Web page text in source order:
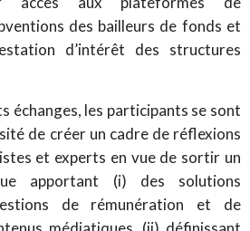
des bailleurs de fonds et
d’intérêt des structures
échanges, les participants se sont
de créer un cadre de réflexions
et experts en vue de sortir un
apportant (i) des solutions
de rémunération et de